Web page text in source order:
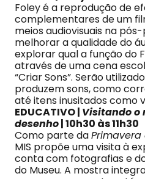
Foley é a reprodução de
complementares de um
meios audiovisuais na
melhorar a qualidade do
explorar qual a função do
através de uma cena
“Criar Sons”. Serão
produzem sons, como
até itens inusitados como
EDUCATIVO | Visitando o
desenho| 10h30 às 11h30
Como parte daPrimavera
MIS propõe uma visita à
conta com fotografias e
do Museu. A mostra